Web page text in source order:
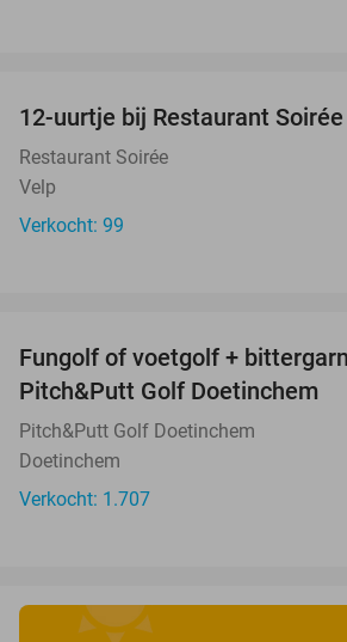
12-uurtje bij Restaurant Soirée
Restaurant Soirée
Velp
Verkocht: 99
Fungolf of voetgolf +
Pitch&Putt Golf Doetinchem
Pitch&Putt Golf Doetinchem
Doetinchem
Verkocht: 1.707